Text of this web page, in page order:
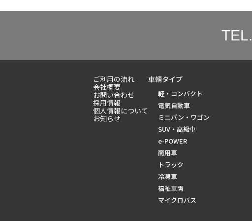
TEL.
ご利用の流れ
会社概要
お問い合わせ
採用情報
個人情報について
お知らせ
車輌タイプ
軽・コンパクト
電気自動車
ミニバン・ワゴン
SUV・高級車
e-POWER
商用車
トラック
冷凍車
福祉車両
マイクロバス